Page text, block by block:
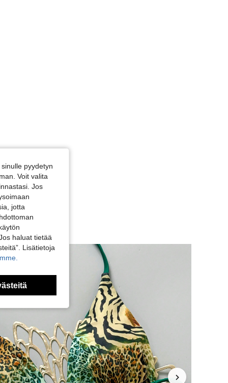
pyydetyn
Voit valita
Jos
jotta
haluat tietää
Lisätietoja